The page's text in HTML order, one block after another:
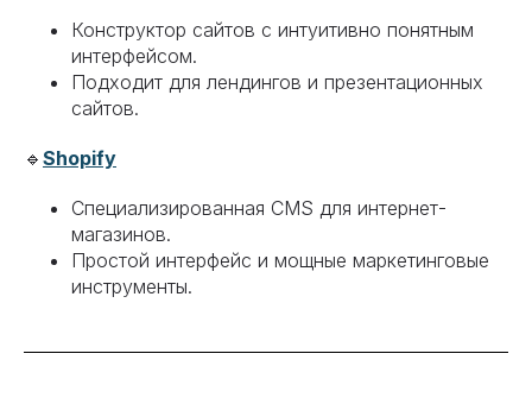
Конструктор сайтов с интуитивно понятным
интерфейсом.
Подходит для лендингов и презентационных
сайтов.
🔹 Shopify
Специализированная CMS для интернет-
магазинов.
Простой интерфейс и мощные маркетинговые
инструменты.